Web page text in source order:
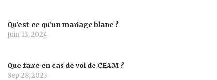
Qu’est-ce qu’un mariage blanc ?
Juin 13, 2024
Que faire en cas de vol de CEAM ?
Sep 28, 2023